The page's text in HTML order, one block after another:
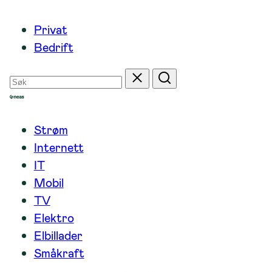
innhold
Privat
Bedrift
Søk
etter
Tilbakestill
Søk
Strøm
Internett
IT
Mobil
TV
Elektro
Elbillader
Småkraft